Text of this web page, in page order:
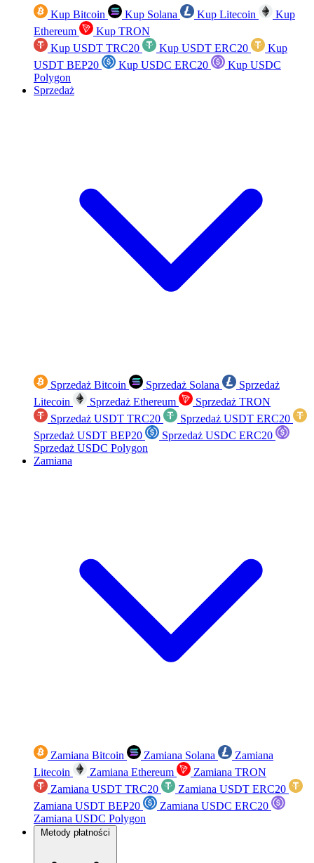
Kup Bitcoin Kup Solana Kup Litecoin
Kup
Ethereum
Kup TRON
Kup USDT TRC20
Kup USDT ERC20
Kup
USDT BEP20
Kup USDC ERC20
Kup USDC
Polygon
Sprzedaż
Sprzedaż Bitcoin Sprzedaż Solana
Sprzedaż
Litecoin
Sprzedaż Ethereum
Sprzedaż TRON
Sprzedaż USDT TRC20
Sprzedaż USDT ERC20
Sprzedaż USDT BEP20
Sprzedaż USDC ERC20
Sprzedaż USDC Polygon
Zamiana
Zamiana Bitcoin Zamiana Solana
Zamiana
Litecoin
Zamiana Ethereum
Zamiana TRON
Zamiana USDT TRC20
Zamiana USDT ERC20
Zamiana USDT BEP20
Zamiana USDC ERC20
Zamiana USDC Polygon
Metody płatności